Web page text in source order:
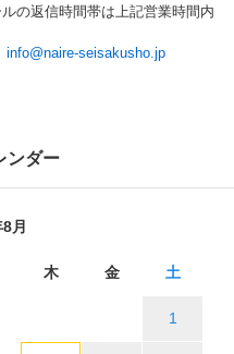
の返信時間帯は上記営業時間内
info@naire-seisakusho.jp
ンダー
月
木 金 土
1